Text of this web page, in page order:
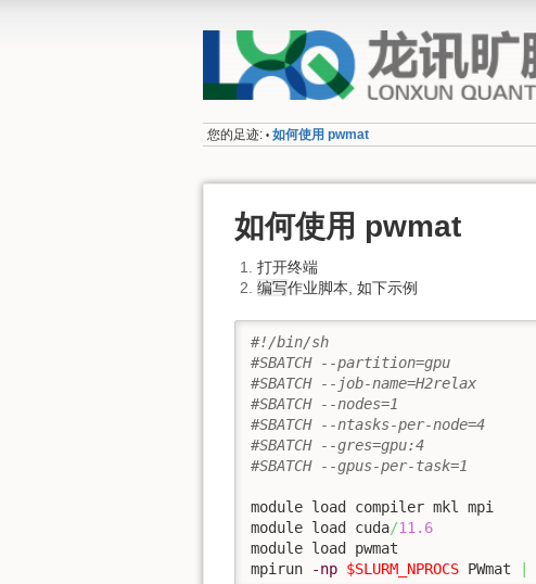
您的足迹: • 如何使用 pwmat
如何使用 pwmat
打开终端
编写作业脚本, 如下示例
#!/bin/sh
#SBATCH --partition=gpu
#SBATCH --job-name=H2relax
#SBATCH --nodes=1
#SBATCH --ntasks-per-node=4
#SBATCH --gres=gpu:4
#SBATCH --gpus-per-task=1
module load compiler mkl mpi
module load cuda/11.6
module load pwmat
mpirun
-np $SLURM_NPROCS PWmat |